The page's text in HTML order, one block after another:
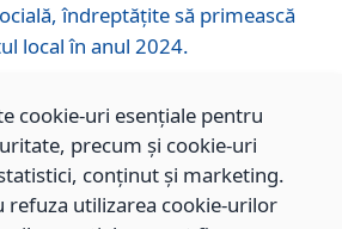
îndreptăţite să primească
local în anul 2024.
de cost pentru serviciile
Direcției de Asistență Socială
cookie-uri esențiale pentru
precum și cookie-uri
conținut și marketing.
refuza utilizarea cookie-urilor